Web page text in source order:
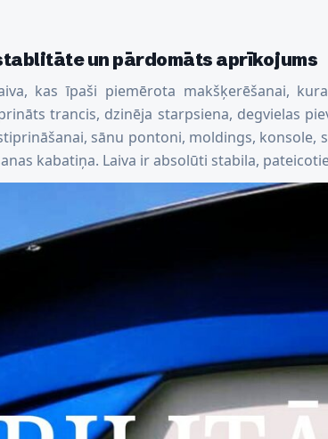
un pārdomāts aprīkojums
kas īpaši piemērota makšķerēšanai,
trancis, dzinēja starpsiena, degvielas
sānu pontoni, moldings,
kabatiņa. Laiva ir absolūti stabila,